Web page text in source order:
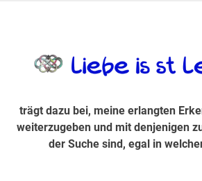
Suche sind, egal in
trägt dazu bei, meine erlangten
weiterzugeben und mit denjenigen
der Suche sind, egal in